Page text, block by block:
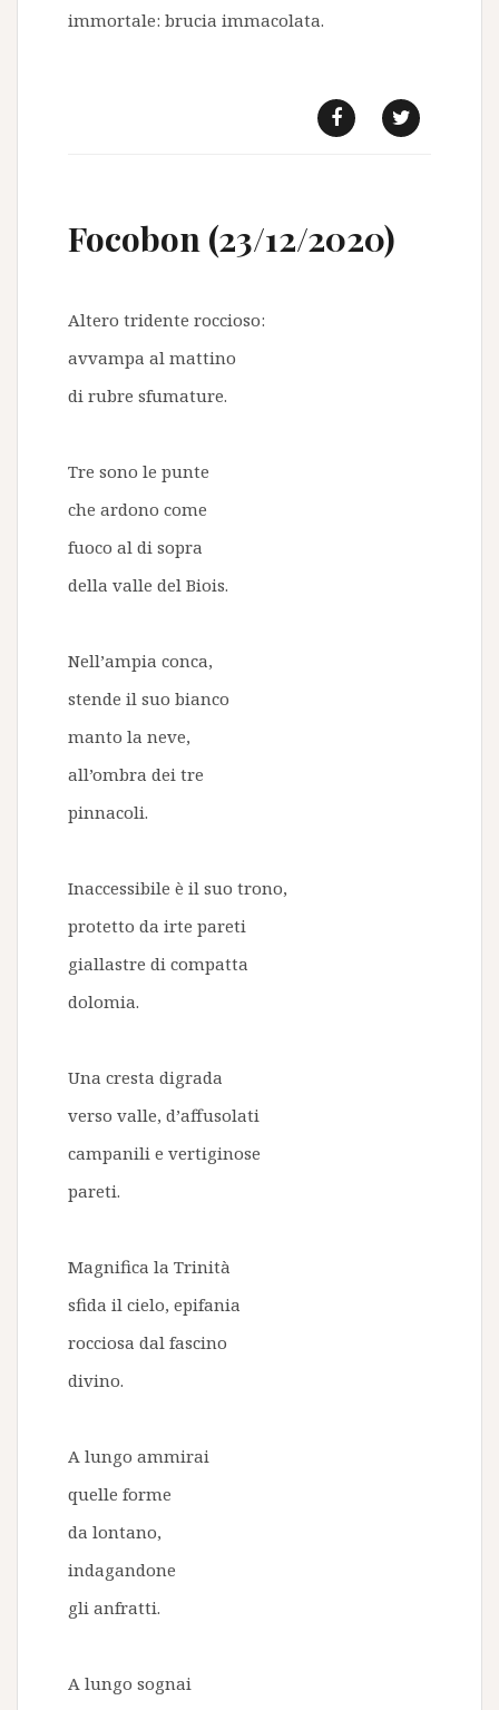
immortale: brucia immacolata.
Focobon (23/12/2020)
Altero tridente roccioso:
avvampa al mattino
di rubre sfumature.
Tre sono le punte
che ardono come
fuoco al di sopra
della valle del Biois.
Nell’ampia conca,
stende il suo bianco
manto la neve,
all’ombra dei tre
pinnacoli.
Inaccessibile è il suo trono,
protetto da irte pareti
giallastre di compatta
dolomia.
Una cresta digrada
verso valle, d’affusolati
campanili e vertiginose
pareti.
Magnifica la Trinità
sfida il cielo, epifania
rocciosa dal fascino
divino.
A lungo ammirai
quelle forme
da lontano,
indagandone
gli anfratti.
A lungo sognai